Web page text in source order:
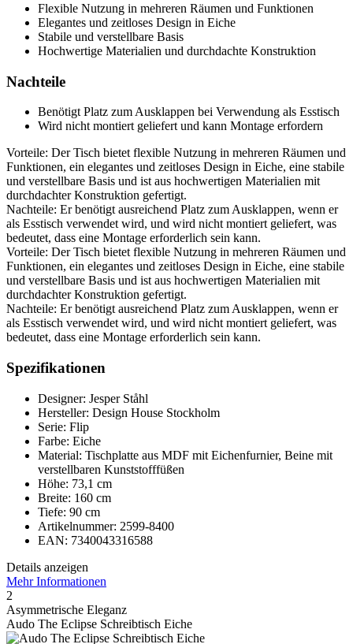
Flexible Nutzung in mehreren Räumen und Funktionen
Elegantes und zeitloses Design in Eiche
Stabile und verstellbare Basis
Hochwertige Materialien und durchdachte Konstruktion
Nachteile
Benötigt Platz zum Ausklappen bei Verwendung als Esstisch
Wird nicht montiert geliefert und kann Montage erfordern
Vorteile: Der Tisch bietet flexible Nutzung in mehreren Räumen und
Funktionen, ein elegantes und zeitloses Design in Eiche, eine stabile
und verstellbare Basis und ist aus hochwertigen Materialien mit
durchdachter Konstruktion gefertigt.
Nachteile: Er benötigt ausreichend Platz zum Ausklappen, wenn er
als Esstisch verwendet wird, und wird nicht montiert geliefert, was
bedeutet, dass eine Montage erforderlich sein kann.
Vorteile: Der Tisch bietet flexible Nutzung in mehreren Räumen und
Funktionen, ein elegantes und zeitloses Design in Eiche, eine stabile
und verstellbare Basis und ist aus hochwertigen Materialien mit
durchdachter Konstruktion gefertigt.
Nachteile: Er benötigt ausreichend Platz zum Ausklappen, wenn er
als Esstisch verwendet wird, und wird nicht montiert geliefert, was
bedeutet, dass eine Montage erforderlich sein kann.
Spezifikationen
Designer: Jesper Ståhl
Hersteller: Design House Stockholm
Serie: Flip
Farbe: Eiche
Material: Tischplatte aus MDF mit Eichenfurnier, Beine mit
verstellbaren Kunststofffüßen
Höhe: 73,1 cm
Breite: 160 cm
Tiefe: 90 cm
Artikelnummer: 2599-8400
EAN: 7340043316588
Details anzeigen
Mehr Informationen
2
Asymmetrische Eleganz
Audo The Eclipse Schreibtisch Eiche